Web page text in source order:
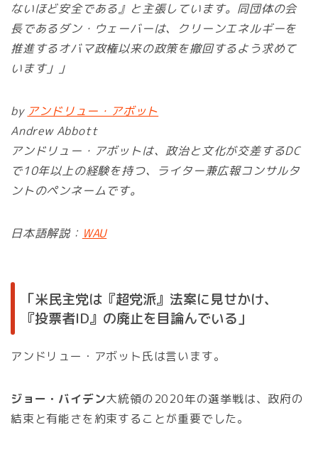
ないほど安全である』と主張しています。同団体の会
長であるダン・ウェーバーは、クリーンエネルギーを
推進するオバマ政権以来の政策を撤回するよう求めて
います」」
by アンドリュー・アボット
Andrew Abbott
アンドリュー・アボットは、政治と文化が交差するDC
で10年以上の経験を持つ、ライター兼広報コンサルタ
ントのペンネームです。
日本語解説： WAU
「米民主党は『超党派』法案に見せかけ、
『投票者ID』の廃止を目論んでいる」
アンドリュー・アボット氏は言います。
ジョー・バイデン大統領の2020年の選挙戦は、政府の
結束と有能さを約束することが重要でした。